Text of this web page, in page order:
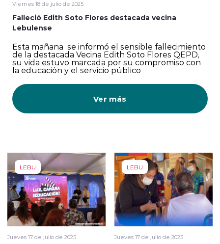
Viernes 18 de julio de 2025
Falleció Edith Soto Flores destacada vecina
Lebulense
Esta mañana se informó el sensible fallecimiento
de la destacada Vecina Edith Soto Flores QEPD,
su vida estuvo marcada por su compromiso con
la educación y el servicio público
Ver más
LEBU
Jueves 17 de julio de 2025
LEBU
Jueves 17 de julio de 2025